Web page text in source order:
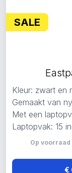
SALE
Kleur: zwart en
Gemaakt van
Met een
Laptopvak: 15
Op
€